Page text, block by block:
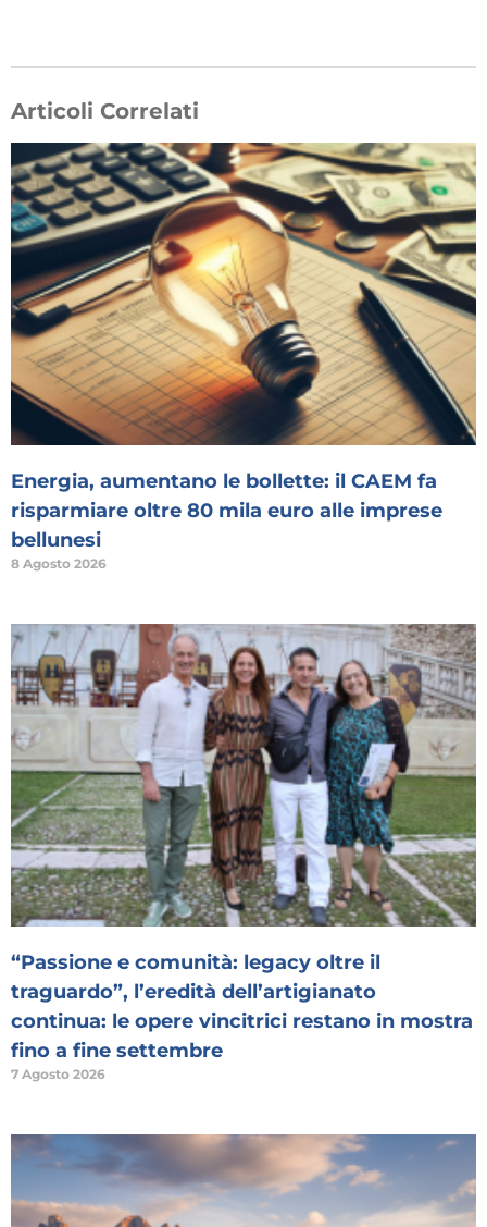
Articoli Correlati
Energia, aumentano le bollette: il CAEM fa
risparmiare oltre 80 mila euro alle imprese
bellunesi
8 Agosto 2026
“Passione e comunità: legacy oltre il
traguardo”, l’eredità dell’artigianato
continua: le opere vincitrici restano in mostra
fino a fine settembre
7 Agosto 2026